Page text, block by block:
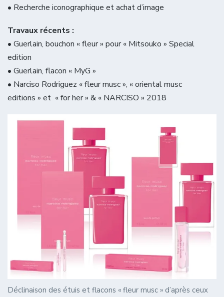
• Recherche iconographique et achat d’image
Travaux récents :
• Guerlain, bouchon « fleur » pour « Mitsouko » Special
edition
• Guerlain, flacon « MyG »
• Narciso Rodriguez « fleur musc », « oriental musc
editions » et « for her » & « NARCISO » 2018
Déclinaison des étuis et flacons « fleur musc » d’après ceux